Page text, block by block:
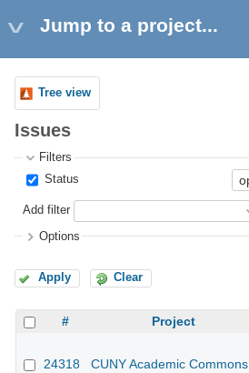
Jump to a project...
Tree view
Issues
Filters
Status
Add filter
Options
Apply Clear
# Project
24318 CUNY Academic Commons